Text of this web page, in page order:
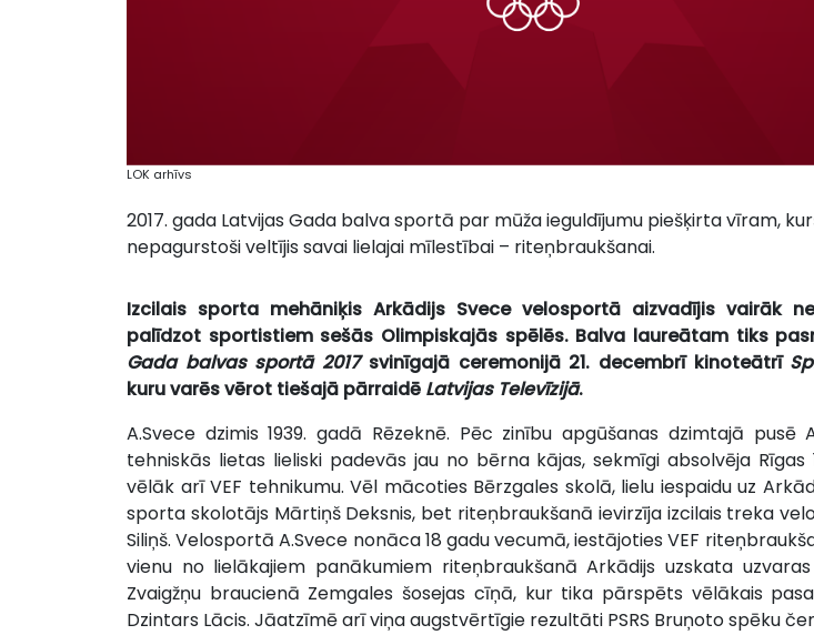
LOK arhīvs
2017. gada Latvijas Gada balva sportā par mūža ieguldījumu piešķirta vīram,
nepagurstoši veltījis savai lielajai mīlestībai – riteņbraukšanai.
Izcilais sporta mehāniķis Arkādijs Svece velosportā aizvadījis vairāk
palīdzot sportistiem sešās Olimpiskajās spēlēs. Balva laureātam tiks
Gada balvas sportā 2017svinīgajā ceremonijā 21. decembrī kinoteātrī
kuru varēs vērot tiešajā pārraidē Latvijas Televīzijā.
A.Svece dzimis 1939. gadā Rēzeknē. Pēc zinību apgūšanas dzimtajā pusē
tehniskās lietas lieliski padevās jau no bērna kājas, sekmīgi absolvēja Rīgas
vēlāk arī VEF tehnikumu. Vēl mācoties Bērzgales skolā, lielu iespaidu uz
sporta skolotājs Mārtiņš Deksnis, bet riteņbraukšanā ievirzīja izcilais treka
Siliņš. Velosportā A.Svece nonāca 18 gadu vecumā, iestājoties VEF
vienu no lielākajiem panākumiem riteņbraukšanā Arkādijs uzskata
Zvaigžņu braucienā Zemgales šosejas cīņā, kur tika pārspēts vēlākais
Dzintars Lācis. Jāatzīmē arī viņa augstvērtīgie rezultāti PSRS Bruņoto spēku